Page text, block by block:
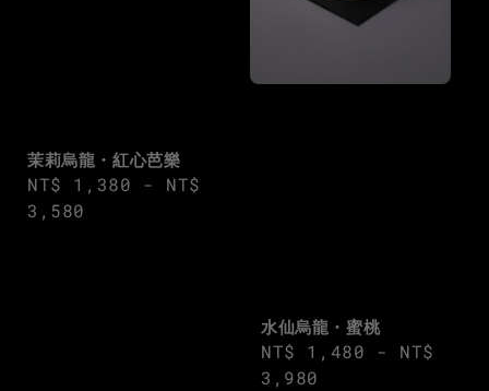
茉莉烏龍・紅心芭樂
Regular
price
NT$ 1,380 - NT$
3,580
水仙烏龍・蜜桃
Regular
price
NT$ 1,480 - NT$
3,980